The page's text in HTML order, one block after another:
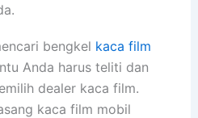
bengkel kaca film
Anda harus teliti dan
dealer kaca film.
kaca film mobil